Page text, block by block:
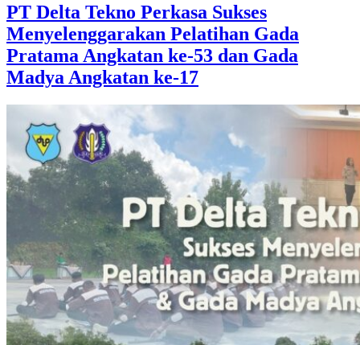
PT Delta Tekno Perkasa Sukses
Menyelenggarakan Pelatihan Gada
Pratama Angkatan ke-53 dan Gada
Madya Angkatan ke-17